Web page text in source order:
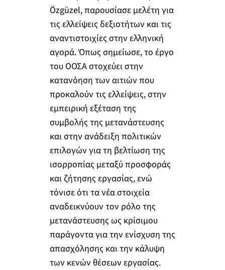
Özgüzel, παρουσίασε μελέτη για
τις ελλείψεις δεξιοτήτων και τις
αναντιστοιχίες στην ελληνική
αγορά. Όπως σημείωσε, το έργο
του ΟΟΣΑ στοχεύει στην
κατανόηση των αιτιών που
προκαλούν τις ελλείψεις, στην
εμπειρική εξέταση της
συμβολής της μετανάστευσης
και στην ανάδειξη πολιτικών
επιλογών για τη βελτίωση της
ισορροπίας μεταξύ προσφοράς
και ζήτησης εργασίας, ενώ
τόνισε ότι τα νέα στοιχεία
αναδεικνύουν τον ρόλο της
μετανάστευσης ως κρίσιμου
παράγοντα για την ενίσχυση της
απασχόλησης και την κάλυψη
των κενών θέσεων εργασίας.